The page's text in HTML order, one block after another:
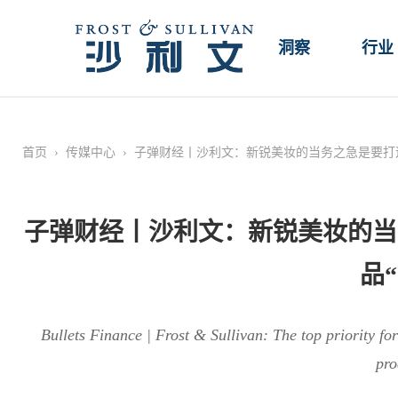
洞察 行业
首页 › 传媒中心 › 子弹财经丨沙利文：新锐美妆的当务之急是要
子弹财经丨沙利文：新锐美妆的
品
Bullets Finance | Frost & Sullivan: The top priority